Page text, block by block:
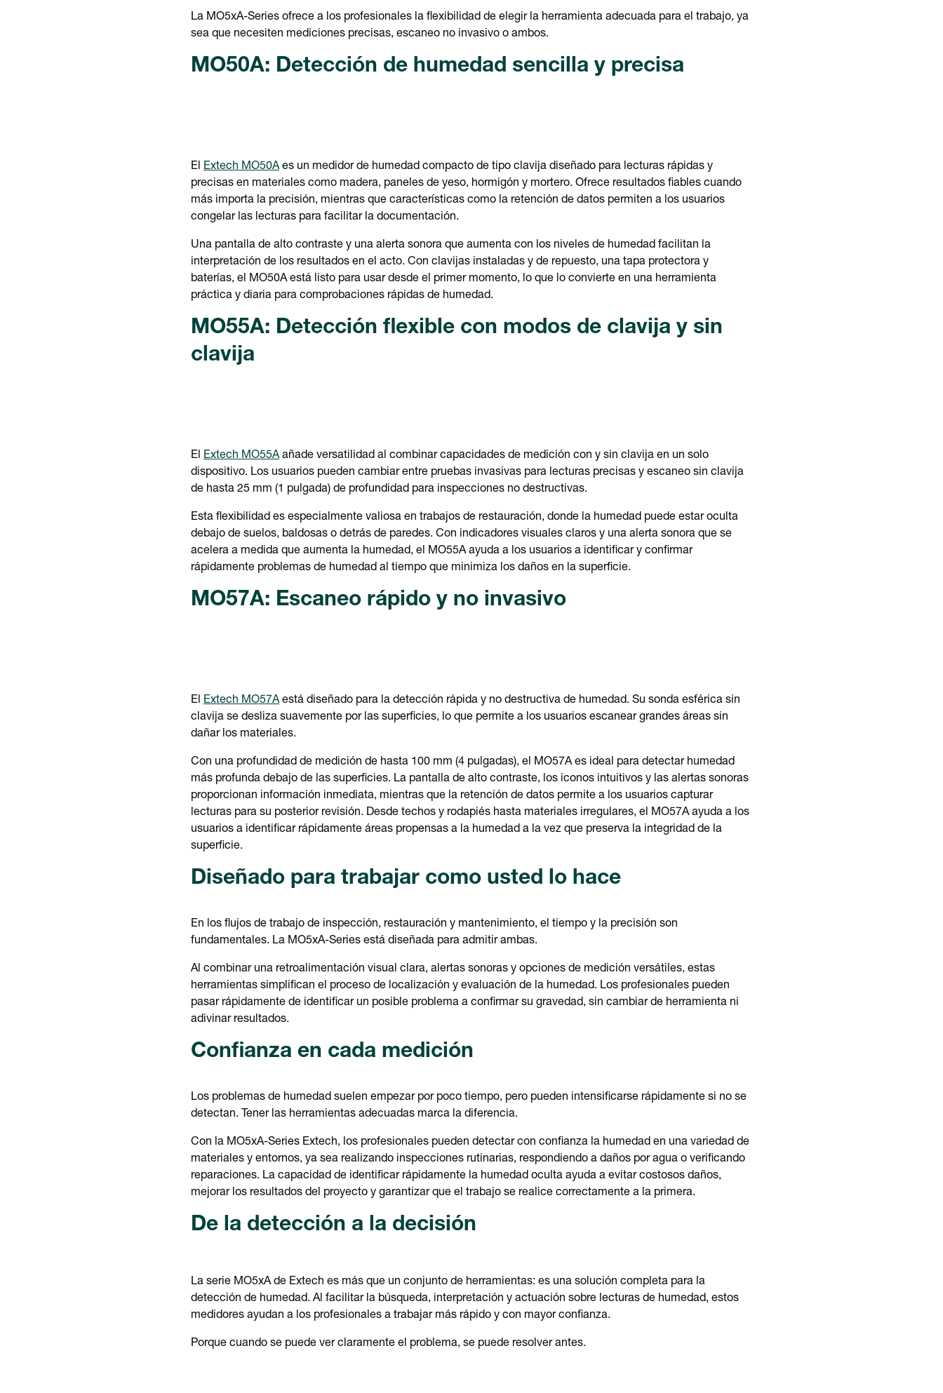
La MO5xA-Series ofrece a los profesionales la flexibilidad de elegir la herramienta adecuada para el trabajo, ya
sea que necesiten mediciones precisas, escaneo no invasivo o ambos.
MO50A: Detección de humedad sencilla y precisa
El Extech MO50Aes un medidor de humedad compacto de tipo clavija diseñado para lecturas rápidas y
precisas en materiales como madera, paneles de yeso, hormigón y mortero. Ofrece resultados fiables cuando
más importa la precisión, mientras que características como la retención de datos permiten a los usuarios
congelar las lecturas para facilitar la documentación.
Una pantalla de alto contraste y una alerta sonora que aumenta con los niveles de humedad facilitan la
interpretación de los resultados en el acto. Con clavijas instaladas y de repuesto, una tapa protectora y
baterías, el MO50A está listo para usar desde el primer momento, lo que lo convierte en una herramienta
práctica y diaria para comprobaciones rápidas de humedad.
MO55A: Detección flexible con modos de clavija y sin
clavija
El Extech MO55Aañade versatilidad al combinar capacidades de medición con y sin clavija en un solo
dispositivo. Los usuarios pueden cambiar entre pruebas invasivas para lecturas precisas y escaneo sin clavija
de hasta 25 mm (1 pulgada) de profundidad para inspecciones no destructivas.
Esta flexibilidad es especialmente valiosa en trabajos de restauración, donde la humedad puede estar oculta
debajo de suelos, baldosas o detrás de paredes. Con indicadores visuales claros y una alerta sonora que se
acelera a medida que aumenta la humedad, el MO55A ayuda a los usuarios a identificar y confirmar
rápidamente problemas de humedad al tiempo que minimiza los daños en la superficie.
MO57A: Escaneo rápido y no invasivo
El Extech MO57Aestá diseñado para la detección rápida y no destructiva de humedad. Su sonda esférica sin
clavija se desliza suavemente por las superficies, lo que permite a los usuarios escanear grandes áreas sin
dañar los materiales.
Con una profundidad de medición de hasta 100 mm (4 pulgadas), el MO57A es ideal para detectar humedad
más profunda debajo de las superficies. La pantalla de alto contraste, los iconos intuitivos y las alertas sonoras
proporcionan información inmediata, mientras que la retención de datos permite a los usuarios capturar
lecturas para su posterior revisión. Desde techos y rodapiés hasta materiales irregulares, el MO57A ayuda a los
usuarios a identificar rápidamente áreas propensas a la humedad a la vez que preserva la integridad de la
superficie.
Diseñado para trabajar como usted lo hace
En los flujos de trabajo de inspección, restauración y mantenimiento, el tiempo y la precisión son
fundamentales. La MO5xA-Series está diseñada para admitir ambas.
Al combinar una retroalimentación visual clara, alertas sonoras y opciones de medición versátiles, estas
herramientas simplifican el proceso de localización y evaluación de la humedad. Los profesionales pueden
pasar rápidamente de identificar un posible problema a confirmar su gravedad, sin cambiar de herramienta ni
adivinar resultados.
Confianza en cada medición
Los problemas de humedad suelen empezar por poco tiempo, pero pueden intensificarse rápidamente si no se
detectan. Tener las herramientas adecuadas marca la diferencia.
Con la MO5xA-Series Extech, los profesionales pueden detectar con confianza la humedad en una variedad de
materiales y entornos, ya sea realizando inspecciones rutinarias, respondiendo a daños por agua o verificando
reparaciones. La capacidad de identificar rápidamente la humedad oculta ayuda a evitar costosos daños,
mejorar los resultados del proyecto y garantizar que el trabajo se realice correctamente a la primera.
De la detección a la decisión
La serie MO5xA de Extech es más que un conjunto de herramientas: es una solución completa para la
detección de humedad. Al facilitar la búsqueda, interpretación y actuación sobre lecturas de humedad, estos
medidores ayudan a los profesionales a trabajar más rápido y con mayor confianza.
Porque cuando se puede ver claramente el problema, se puede resolver antes.